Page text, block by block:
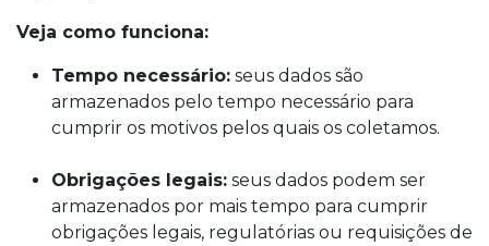
Veja como funciona:
Tempo necessário: seus dados são
armazenados pelo tempo necessário para
cumprir os motivos pelos quais os coletamos.
Obrigações legais: seus dados podem ser
armazenados por mais tempo para cumprir
obrigações legais, regulatórias ou requisições de